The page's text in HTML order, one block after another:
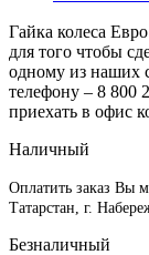
Гайка колеса
для того чтобы
одному из наших
телефону – 8 800
приехать в офис
Наличный
Оплатить заказ Вы
Татарстан, г.
Безналичный